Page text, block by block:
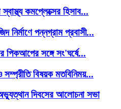
কমপ্লেক্সের হিসাব...
নির্মাণে পন্নগ্রাম প্রবাসী...
পিকআপের সঙ্গে সং'ঘর্ষে...
সম্প্রীতি বিষয়ক মতবিনিময়...
দিবসের আলোচনা সভা